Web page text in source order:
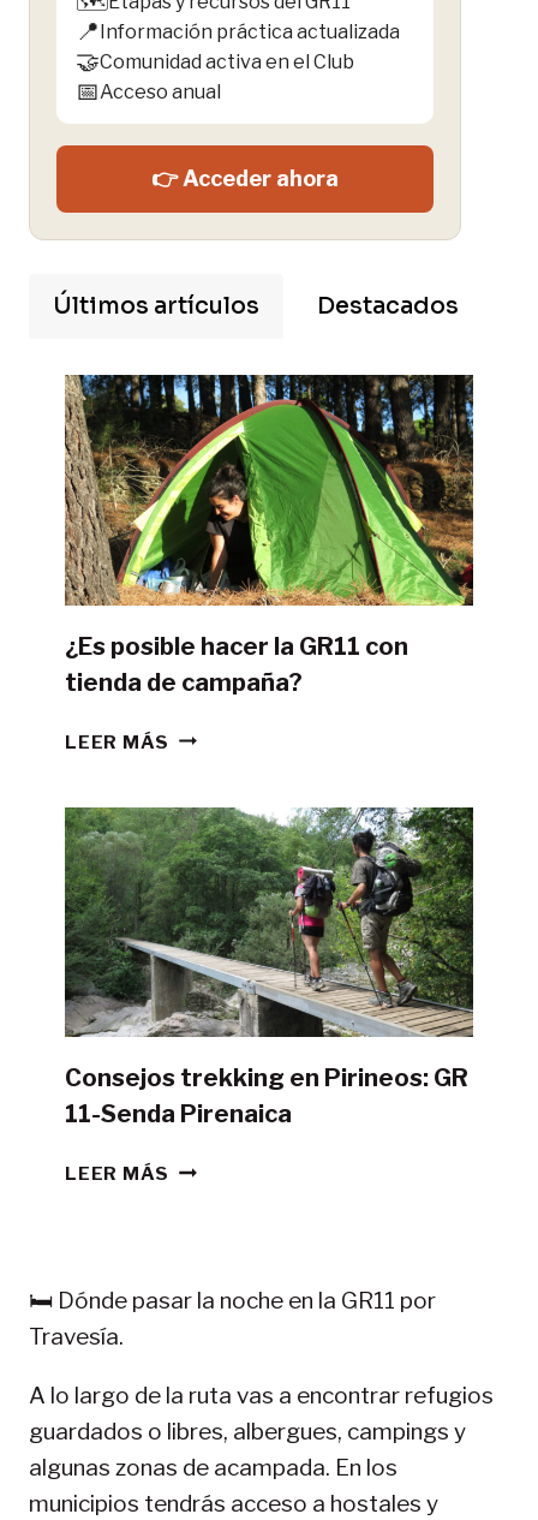
📍Información práctica actualizada
🤝Comunidad activa en el Club
📅Acceso anual
👉 Acceder ahora
Últimos artículos Destacados
¿Es posible hacer la GR11 con
tienda de campaña?
LEER MÁS ¿ES
LA
GR11
CON
TIENDA
DE
CAMPAÑA?
Consejos trekking en Pirineos: GR
11-Senda Pirenaica
LEER MÁS CONSEJOS
11-
🛏️ Dónde pasar la noche en la GR11 por
Travesía.
A lo largo de la ruta vas a encontrar refugios
guardados o libres, albergues, campings y
algunas zonas de acampada. En los
municipios tendrás acceso a hostales y